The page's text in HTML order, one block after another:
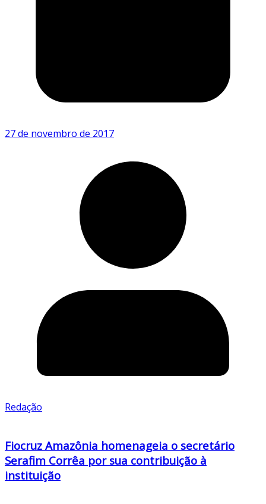
27 de novembro de 2017
Redação
Fiocruz Amazônia homenageia o secretário
Serafim Corrêa por sua contribuição à
instituição